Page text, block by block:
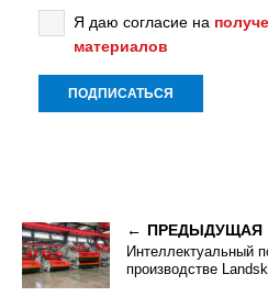
Я даю согласие на
материалов
ПРЕДЫДУЩАЯ
Интеллектуальный
производстве